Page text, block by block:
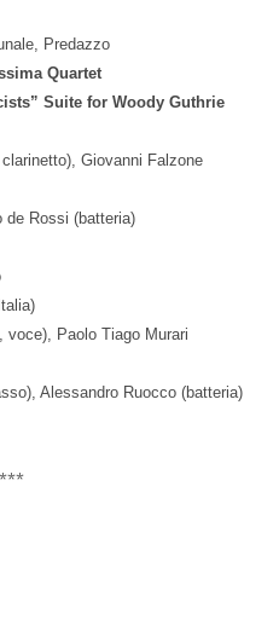
Predazzo
Quartet
Suite for Woody Guthrie
Giovanni Falzone
de Rossi (batteria)
voce), Paolo Tiago Murari
Alessandro Ruocco (batteria)
***